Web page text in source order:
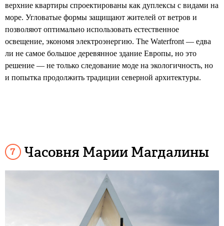
верхние квартиры спроектированы как дуплексы с видами на
море. Угловатые формы защищают жителей от ветров и
позволяют оптимально использовать естественное
освещение, экономя электроэнергию. The Waterfront — едва
ли не самое большое деревянное здание Европы, но это
решение — не только следование моде на экологичность, но
и попытка продолжить традиции северной архитектуры.
Часовня Марии Магдалины